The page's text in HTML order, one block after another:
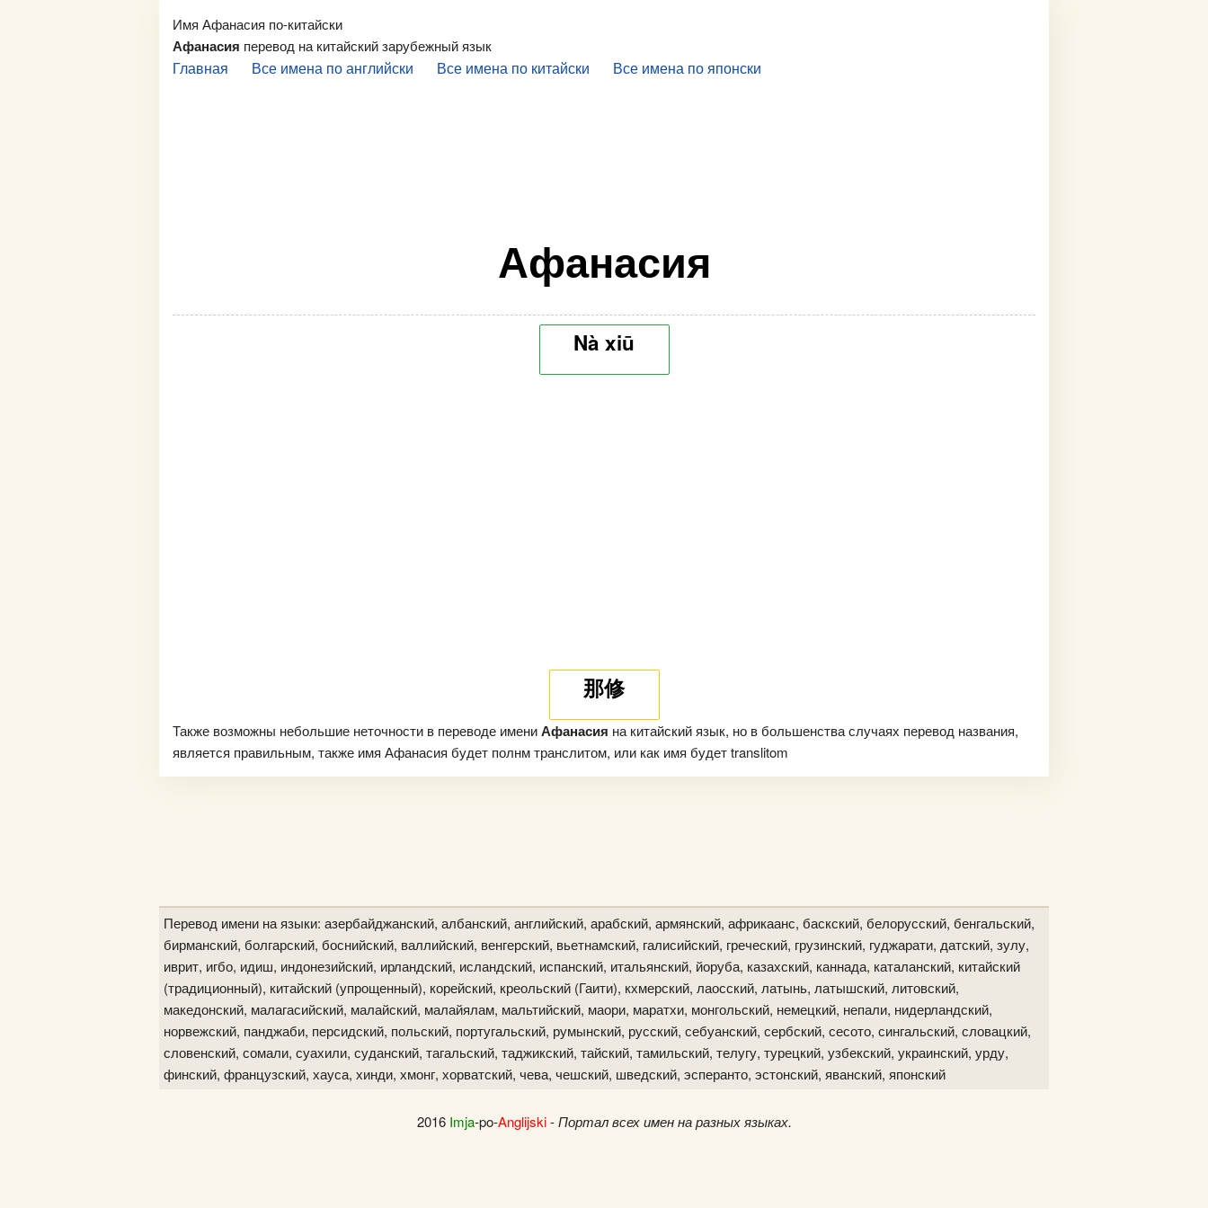
Имя Афанасия по-китайски
Афанасия перевод на китайский зарубежный язык
Главная Все имена по английски Все имена по китайски Все имена по японски
Афанасия
Nà xiū
那修
Также возможны небольшие неточности в переводе имениАфанасия на китайский язык, но в большенства случаях перевод названия,
является правильным, также имя Афанасия будет полнм транслитом, или как имя будет translitom
Перевод имени на языки: азербайджанский, албанский, английский, арабский, армянский, африкаанс, баскский, белорусский, бенгальский,
бирманский, болгарский, боснийский, валлийский, венгерский, вьетнамский, галисийский, греческий, грузинский, гуджарати, датский, зулу,
иврит, игбо, идиш, индонезийский, ирландский, исландский, испанский, итальянский, йоруба, казахский, каннада, каталанский, китайский
(традиционный), китайский (упрощенный), корейский, креольский (Гаити), кхмерский, лаосский, латынь, латышский, литовский,
македонский, малагасийский, малайский, малайялам, мальтийский, маори, маратхи, монгольский, немецкий, непали, нидерландский,
норвежский, панджаби, персидский, польский, португальский, румынский, русский, себуанский, сербский, сесото, сингальский, словацкий,
словенский, сомали, суахили, суданский, тагальский, таджикский, тайский, тамильский, телугу, турецкий, узбекский, украинский, урду,
финский, французский, хауса, хинди, хмонг, хорватский, чева, чешский, шведский, эсперанто, эстонский, яванский, японский
2016 Imja-po-Anglijski-Портал всех имен на разных языках.